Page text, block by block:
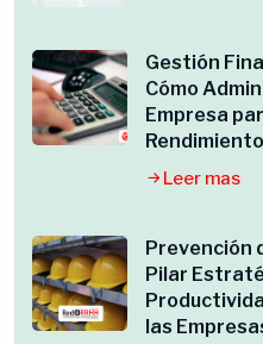
Gestión
Cómo
Empresa
Rendimiento
Leer mas
Prevención
Pilar
las